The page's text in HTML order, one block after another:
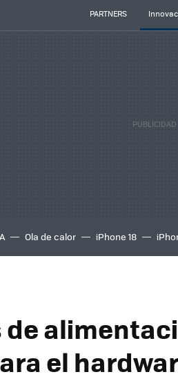
PARTNERS
Ola de calor iPhone 18
el